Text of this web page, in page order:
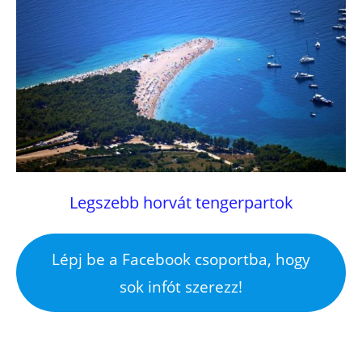
Legszebb horvát tengerpartok
Lépj be a Facebook csoportba, hogy
sok infót szerezz!